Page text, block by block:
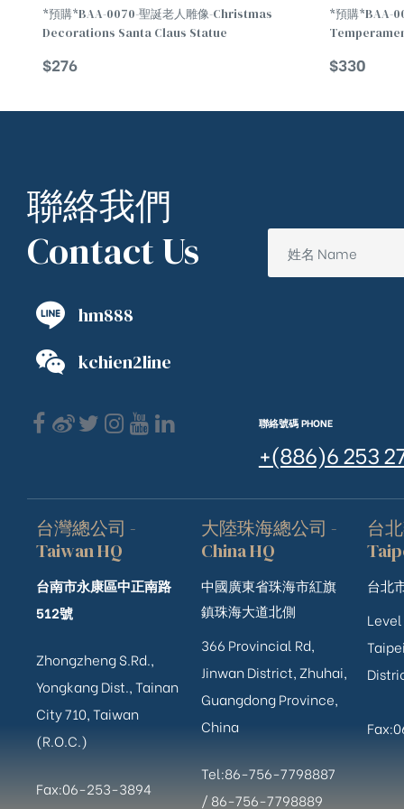
*預購*BAA-0070-聖誕老人雕像-Christmas
Decorations Santa Claus Statue
$276
*預購*BAA-
$330
聯絡我們
Contact Us
hm888
kchien2line
聯絡號碼 PHONE
+(886)6 253
台灣總公司 -
Taiwan HQ
台南市永康區中正南路
512號
Zhongzheng S.Rd.,
Yongkang Dist., Tainan
City 710, Taiwan
(R.O.C.)
Fax:06-253-3894
大陸珠海總公司 -
China HQ
中國廣東省珠海市紅旗
鎮珠海大道北側
366 Provincial Rd,
Jinwan District, Zhuhai,
Guangdong Province,
China
Tel:86-756-7798887
/ 86-756-7798889
台
台北